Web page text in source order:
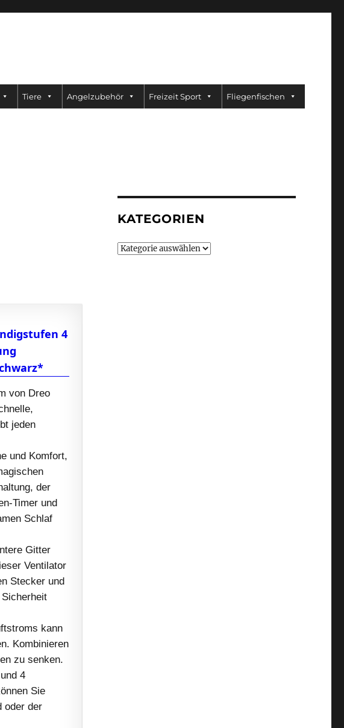
Tiere Angelzubehör Freizeit Sport Fliegenfischen
4
von Dreo
jeden
und Komfort,
der
Timer und
Schlaf
Gitter
Ventilator
Stecker und
kann
Kombinieren
zu senken.
4
Sie
oder der
KATEGORIEN
Kategorien